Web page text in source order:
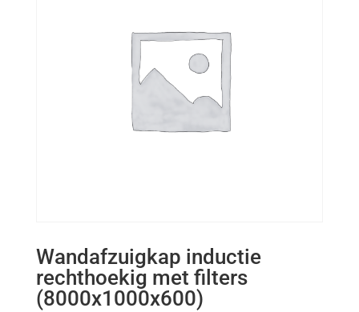
Wandafzuigkap inductie
rechthoekig met filters
(8000x1000x600)